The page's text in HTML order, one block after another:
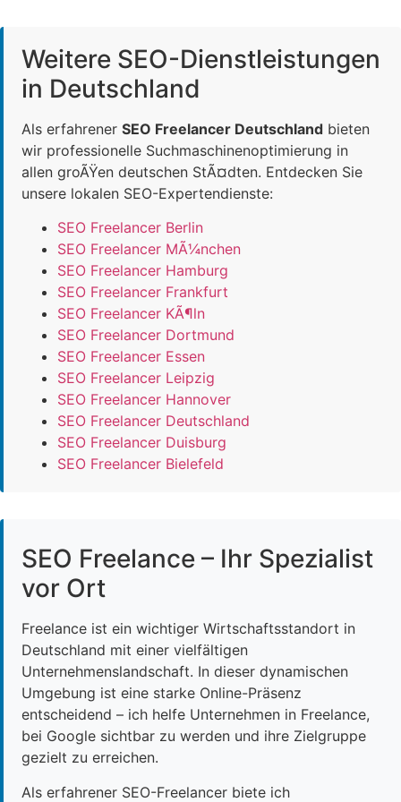
Weitere SEO-Dienstleistungen
in Deutschland
Als erfahrener SEO Freelancer Deutschland bieten
wir professionelle Suchmaschinenoptimierung in
allen groÃŸen deutschen StÃ¤dten. Entdecken Sie
unsere lokalen SEO-Expertendienste:
SEO Freelancer Berlin
SEO Freelancer MÃ¼nchen
SEO Freelancer Hamburg
SEO Freelancer Frankfurt
SEO Freelancer KÃ¶ln
SEO Freelancer Dortmund
SEO Freelancer Essen
SEO Freelancer Leipzig
SEO Freelancer Hannover
SEO Freelancer Deutschland
SEO Freelancer Duisburg
SEO Freelancer Bielefeld
SEO Freelance – Ihr Spezialist
vor Ort
Freelance ist ein wichtiger Wirtschaftsstandort in
Deutschland mit einer vielfältigen
Unternehmenslandschaft. In dieser dynamischen
Umgebung ist eine starke Online-Präsenz
entscheidend – ich helfe Unternehmen in Freelance,
bei Google sichtbar zu werden und ihre Zielgruppe
gezielt zu erreichen.
Als erfahrener SEO-Freelancer biete ich